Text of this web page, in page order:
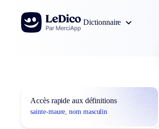
Aller au contenu
Dictionnaire
Accès rapide aux définitions
sainte-maure, nom masculin